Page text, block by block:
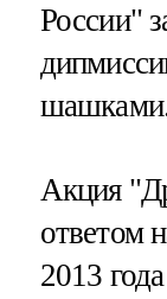
России"
Акция
ответом
2013